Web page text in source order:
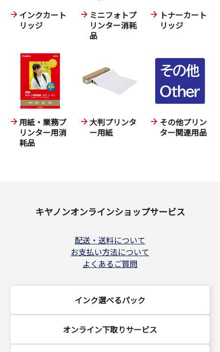
インクカート
リッジ
ミニフォトプ
リンター消耗
品
トナーカート
リッジ
用紙・業務プ
リンター用消
耗品
大判プリンタ
ー用紙
その他プリン
ター関連用品
キヤノンオンラインショップサービス
配送・送料について
お支払い方法について
よくあるご質問
インク選べるパック
オンライン下取りサービス